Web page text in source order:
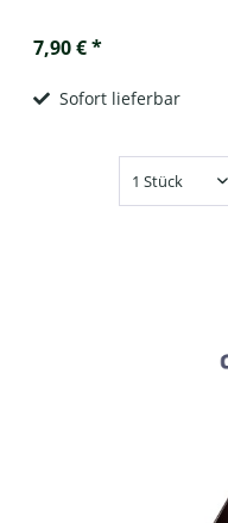
7,90 € *
Sofort lieferbar